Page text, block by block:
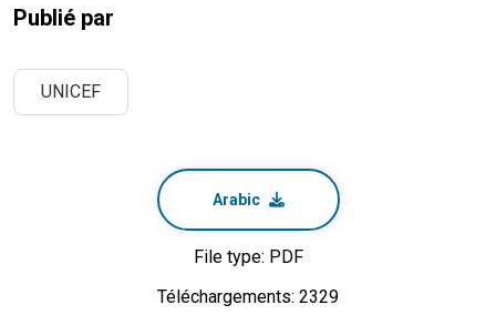
Publié par
UNICEF
Arabic
File type: PDF
Téléchargements: 2329